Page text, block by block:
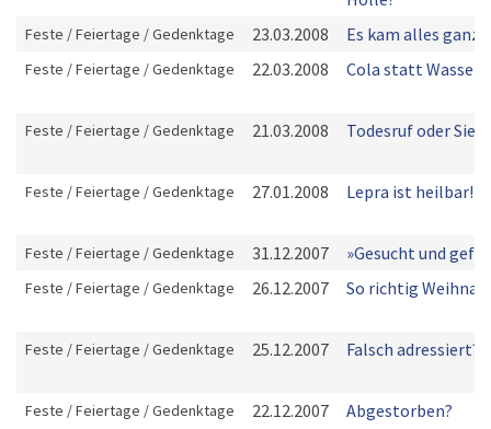
Feste / Feiertage / Gedenktage 23.03.2008 Es kam alles ganz
Feste / Feiertage / Gedenktage 22.03.2008 Cola statt Wasser?
Feste / Feiertage / Gedenktage 21.03.2008 Todesruf oder
Feste / Feiertage / Gedenktage 27.01.2008 Lepra ist heilbar!
Feste / Feiertage / Gedenktage 31.12.2007 »Gesucht und
Feste / Feiertage / Gedenktage 26.12.2007 So richtig
Feste / Feiertage / Gedenktage 25.12.2007 Falsch adressiert?
Feste / Feiertage / Gedenktage 22.12.2007 Abgestorben?